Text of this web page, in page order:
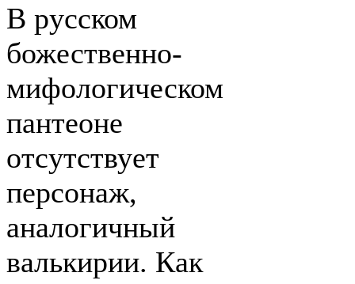
В русском
божественно-
мифологическом
пантеоне
отсутствует
персонаж,
аналогичный
валькирии. Как